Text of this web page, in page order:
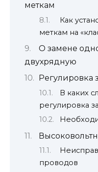
меткам
Как
меткам на
О замене
двухрядную
Регулировка
В каких
регулировка
проводов